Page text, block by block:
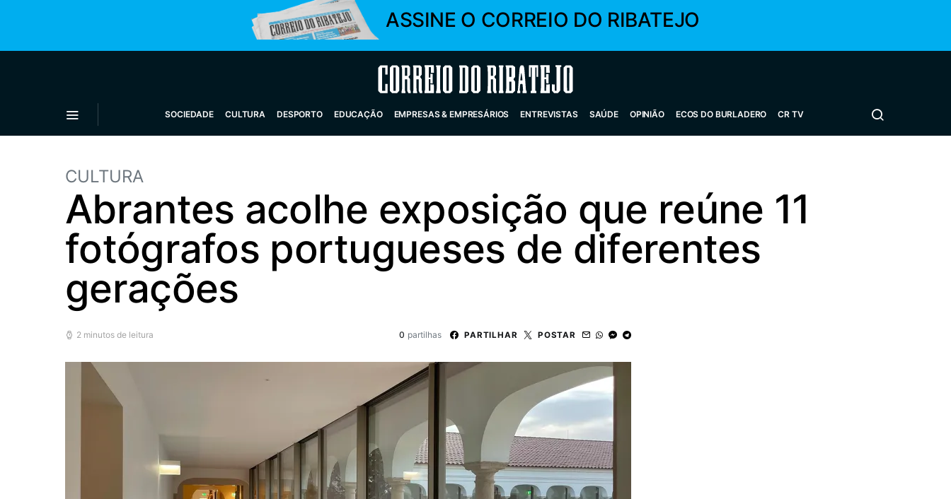
ASSINE O CORREIO DO RIBATEJO
Correio do Ribatejo
SOCIEDADE CULTURA DESPORTO EDUCAÇÃO EMPRESAS & EMPRESÁRIOS ENTREVISTAS SAÚDE OPINIÃO ECOS DO BURLADERO CR TV
CULTURA
Abrantes acolhe exposição que reúne 11
fotógrafos portugueses de diferentes
gerações
2 minutos de leitura 0 partilhas PARTILHAR POSTAR